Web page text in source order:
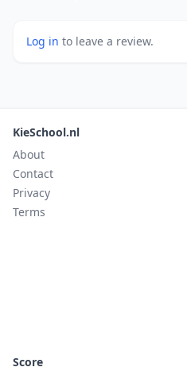
Log in to leave a review.
KieSchool.nl
About
Contact
Privacy
Terms
Score